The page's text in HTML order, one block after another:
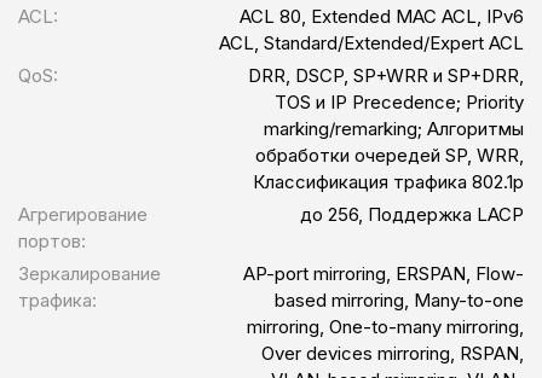
ACL:
ACL 80, Extended MAC ACL, IPv6
ACL, Standard/Extended/Expert ACL
QoS:
DRR, DSCP, SP+WRR и SP+DRR,
TOS и IP Precedence; Priority
marking/remarking; Алгоритмы
обработки очередей SP, WRR,
Классификация трафика 802.1p
Агрегирование
портов:
до 256, Поддержка LACP
Зеркалирование
трафика:
AP-port mirroring, ERSPAN, Flow-
based mirroring, Many-to-one
mirroring, One-to-many mirroring,
Over devices mirroring, RSPAN,